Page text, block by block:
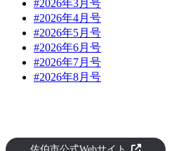
#2026年3月号
#2026年4月号
#2026年5月号
#2026年6月号
#2026年7月号
#2026年8月号